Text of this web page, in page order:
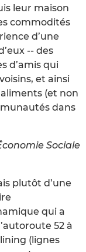
leur maison
commodités
d’une
-- des
d’amis qui
et ainsi
(et non
dans
Sociale
plutôt d’une
qui a
52 à
(lignes